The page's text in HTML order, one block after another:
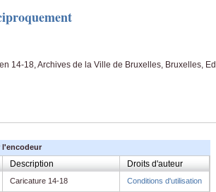
14-18, Archives de la Ville de Bruxelles, Bruxelles, Ed.
l'encodeur
Description Droits d'auteur
Caricature 14-18 Conditions d'utilisation